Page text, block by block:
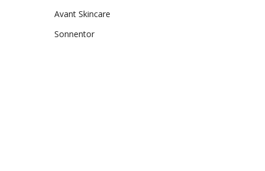
Avant Skincare
Sonnentor